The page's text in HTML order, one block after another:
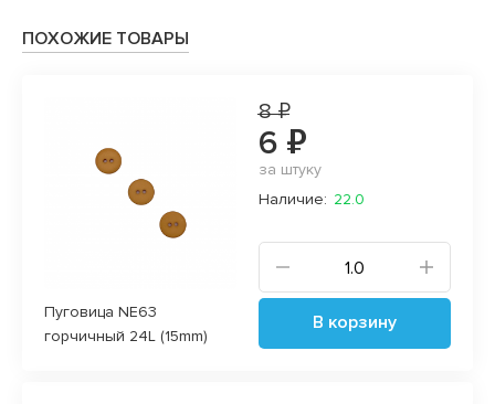
ПОХОЖИЕ ТОВАРЫ
Пуговица NE63
горчичный 24L (15mm)
8 ₽
6 ₽
за штуку
Наличие: 22.0
В корзину